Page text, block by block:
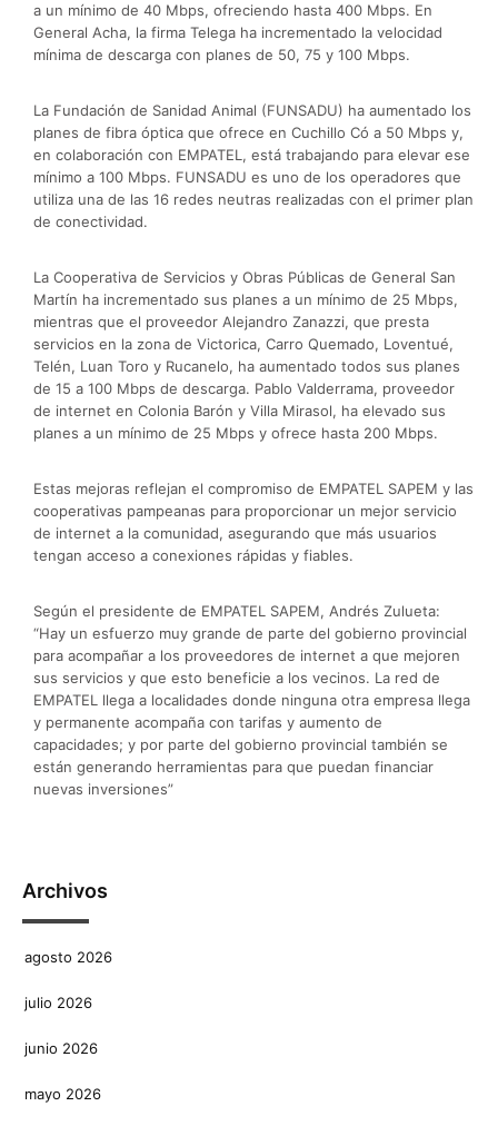
a un mínimo de 40 Mbps, ofreciendo hasta 400 Mbps. En
General Acha, la firma Telega ha incrementado la velocidad
mínima de descarga con planes de 50, 75 y 100 Mbps.
La Fundación de Sanidad Animal (FUNSADU) ha aumentado los
planes de fibra óptica que ofrece en Cuchillo Có a 50 Mbps y,
en colaboración con EMPATEL, está trabajando para elevar ese
mínimo a 100 Mbps. FUNSADU es uno de los operadores que
utiliza una de las 16 redes neutras realizadas con el primer plan
de conectividad.
La Cooperativa de Servicios y Obras Públicas de General San
Martín ha incrementado sus planes a un mínimo de 25 Mbps,
mientras que el proveedor Alejandro Zanazzi, que presta
servicios en la zona de Victorica, Carro Quemado, Loventué,
Telén, Luan Toro y Rucanelo, ha aumentado todos sus planes
de 15 a 100 Mbps de descarga. Pablo Valderrama, proveedor
de internet en Colonia Barón y Villa Mirasol, ha elevado sus
planes a un mínimo de 25 Mbps y ofrece hasta 200 Mbps.
Estas mejoras reflejan el compromiso de EMPATEL SAPEM y las
cooperativas pampeanas para proporcionar un mejor servicio
de internet a la comunidad, asegurando que más usuarios
tengan acceso a conexiones rápidas y fiables.
Según el presidente de EMPATEL SAPEM, Andrés Zulueta:
“Hay un esfuerzo muy grande de parte del gobierno provincial
para acompañar a los proveedores de internet a que mejoren
sus servicios y que esto beneficie a los vecinos. La red de
EMPATEL llega a localidades donde ninguna otra empresa llega
y permanente acompaña con tarifas y aumento de
capacidades; y por parte del gobierno provincial también se
están generando herramientas para que puedan financiar
nuevas inversiones”
Archivos
agosto 2026
julio 2026
junio 2026
mayo 2026